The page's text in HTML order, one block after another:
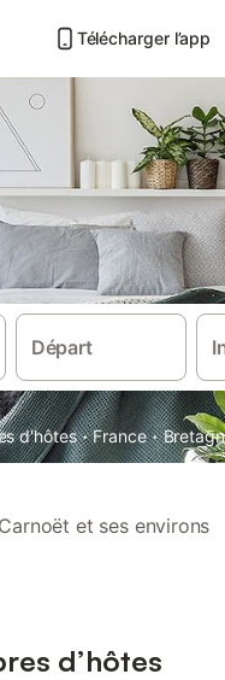
Télécharger l’app
Départ
d'hôtes · France ·
et ses environs
d’hôtes